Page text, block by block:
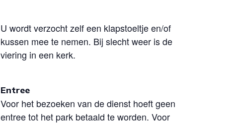
U wordt verzocht zelf een klapstoeltje en/of
kussen mee te nemen. Bij slecht weer is de
viering in een kerk.
Entree
Voor het bezoeken van de dienst hoeft geen
entree tot het park betaald te worden. Voor